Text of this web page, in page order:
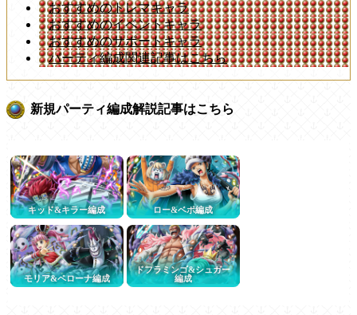
おすすめのトレマキャラ
おすすめのイベントキャラ
おすすめのサポートキャラ
パーティ編成関連記事はこちら
新規パーティ編成解説記事はこちら
キッド&キラー編成 ロー&ベポ編成
モリア&ペローナ編成
ドフラミンゴ&シュガー
編成